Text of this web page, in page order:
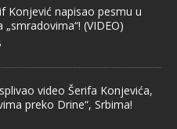
Konjević napisao pesmu u
(VIDEO)
video Šerifa Konjevića,
preko Drine“, Srbima!